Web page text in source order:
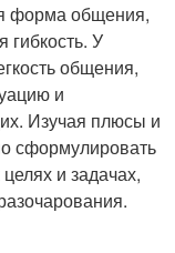
форма общения,
гибкость. У
общения,
и
Изучая плюсы и
сформулировать
и задачах,